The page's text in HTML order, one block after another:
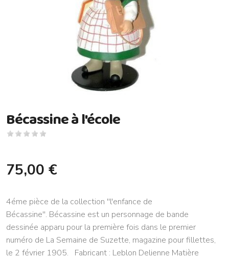
Bécassine à l'école
75,00 €
4éme pièce de la collection ''l'enfance de
Bécassine''. Bécassine est un personnage de bande
dessinée apparu pour la première fois dans le premier
numéro de La Semaine de Suzette, magazine pour fillettes,
le 2 février 1905. Fabricant : Leblon Delienne Matière